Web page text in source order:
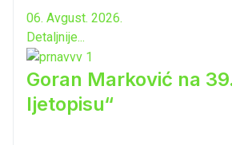
06. Avgust. 2026.
Detaljnije...
Goran Marković na
ljetopisu“